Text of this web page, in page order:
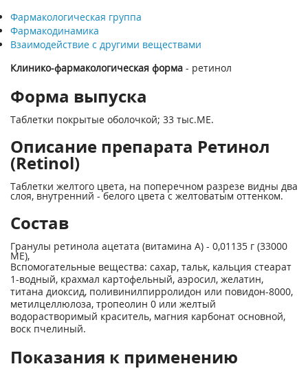
Фармакологическая группа
Фармакодинамика
Взаимодействие с другими веществами
Клинико-фармакологическая форма - ретинол
Форма выпуска
Таблетки покрытые оболочкой; 33 тыс.МЕ.
Описание препарата Ретинол
(Retinol)
Таблетки желтого цвета, на поперечном разрезе видны два
слоя, внутренний - белого цвета с желтоватым оттенком.
Состав
Гранулы ретинола ацетата (витамина А) - 0,01135 г (33000
ME),
Вспомогательные вещества: сахар, тальк, кальция стеарат
1-водный, крахмал картофельный, аэросил, желатин,
титана диоксид, поливинилпирролидон или повидон-8000,
метилцеллюлоза, тропеолин 0 или желтый
водорастворимый краситель, магния карбонат основной,
воск пчелиный.
Показания к применению